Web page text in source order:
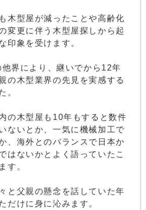
木型屋が減ったことや高齢化
変更に伴う木型屋探しから起
印象を受けます。
界により、継いでから12年
の木型業界の先見を実感する
。
の木型屋も10年もすると数件
ないとか、一気に機械加工で
、海外とのバランスで日本か
はないかとよく語っていたこ
す。
と父親の懸念を話していた年
だけに身に沁みます。